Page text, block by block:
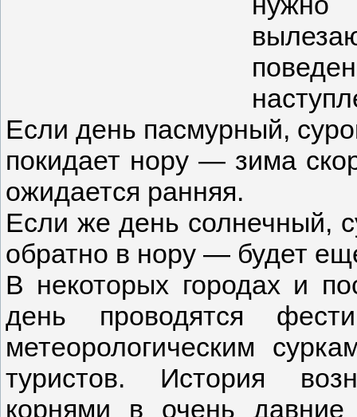
Если день пасмурный,
покидает нору — зима
ожидается ранняя.
Если же день солнечный,
обратно в нору — будет
В некоторых городах и
день проводятся
метеорологическим
туристов. История
корнями в очень